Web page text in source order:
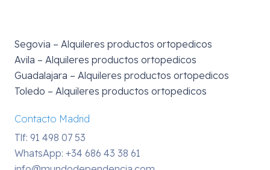
Segovia – Alquileres productos ortopedicos
Avila – Alquileres productos ortopedicos
Guadalajara – Alquileres productos ortopedicos
Toledo – Alquileres productos ortopedicos
Contacto Madrid
Tlf: 91 498 07 53
WhatsApp: +34 686 43 38 61